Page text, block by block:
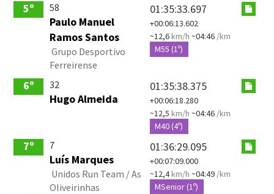
5º 58
Paulo Manuel
Ramos Santos
Grupo Desportivo
Ferreirense
01:35:33.697
+00:06:13.602
~12,6km/h ~04:46 /km
M55 (1º)
6º 32
Hugo Almeida
01:35:38.375
+00:06:18.280
~12,5 km/h ~04:46 /km
M40 (4º)
7º 7
Luís Marques
Unidos Run Team / As
Oliveirinhas
01:36:29.095
+00:07:09.000
~12,4km/h ~04:49 /km
MSenior (1º)